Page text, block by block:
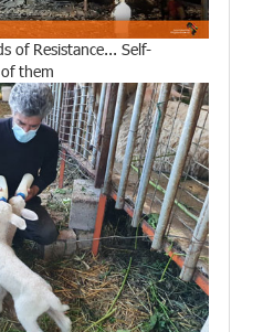
of Resistance... Self-
them